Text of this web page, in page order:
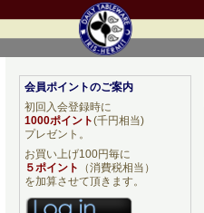
会員ポイントのご案内
初回入会登録時に
1000ポイント(千円相当)
プレゼント。
お買い上げ100円毎に
５ポイント
（消費税相当）
を加算させて頂きます。